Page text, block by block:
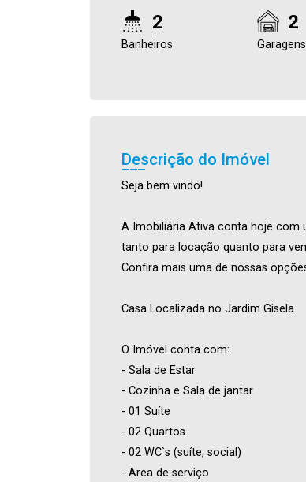
2
Banheiros
2
Garagens
Descrição do Imóvel
Seja bem vindo!
A Imobiliária Ativa conta hoje com
tanto para locação quanto para
Confira mais uma de nossas
Casa Localizada no Jardim Gisela.
O Imóvel conta com:
- Sala de Estar
- Cozinha e Sala de jantar
- 01 Suíte
- 02 Quartos
- 02 WC`s (suíte, social)
- Area de serviço